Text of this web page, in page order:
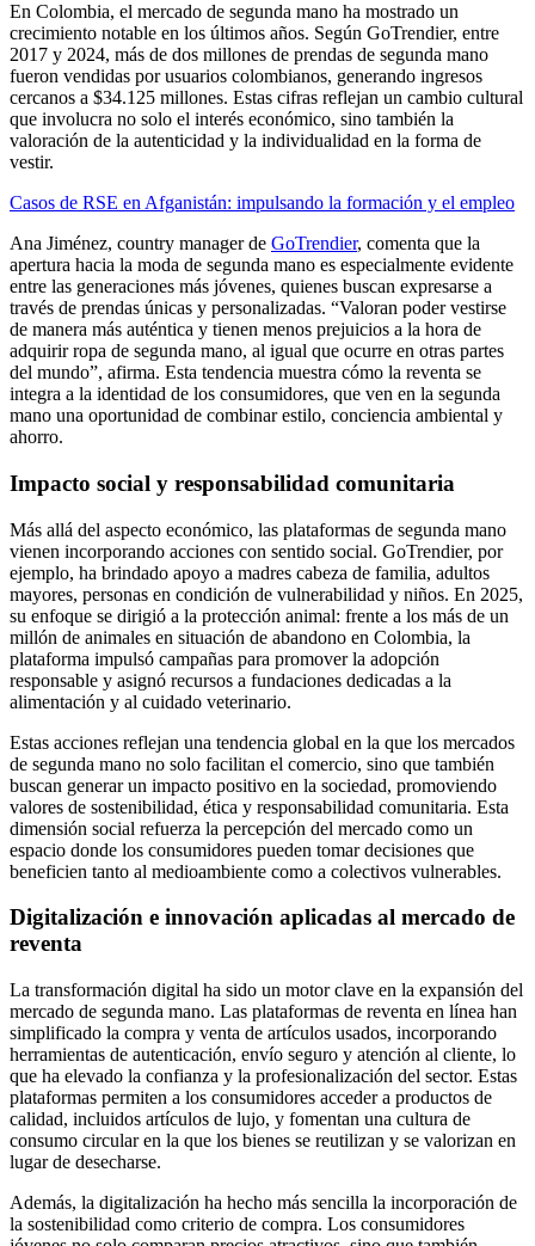
En Colombia, el mercado de segunda mano ha mostrado un
crecimiento notable en los últimos años. Según GoTrendier, entre
2017 y 2024, más de dos millones de prendas de segunda mano
fueron vendidas por usuarios colombianos, generando ingresos
cercanos a $34.125 millones. Estas cifras reflejan un cambio cultural
que involucra no solo el interés económico, sino también la
valoración de la autenticidad y la individualidad en la forma de
vestir.
Casos de RSE en Afganistán: impulsando la formación y el empleo
Ana Jiménez, country manager de GoTrendier, comenta que la
apertura hacia la moda de segunda mano es especialmente evidente
entre las generaciones más jóvenes, quienes buscan expresarse a
través de prendas únicas y personalizadas. “Valoran poder vestirse
de manera más auténtica y tienen menos prejuicios a la hora de
adquirir ropa de segunda mano, al igual que ocurre en otras partes
del mundo”, afirma. Esta tendencia muestra cómo la reventa se
integra a la identidad de los consumidores, que ven en la segunda
mano una oportunidad de combinar estilo, conciencia ambiental y
ahorro.
Impacto social y responsabilidad comunitaria
Más allá del aspecto económico, las plataformas de segunda mano
vienen incorporando acciones con sentido social. GoTrendier, por
ejemplo, ha brindado apoyo a madres cabeza de familia, adultos
mayores, personas en condición de vulnerabilidad y niños. En 2025,
su enfoque se dirigió a la protección animal: frente a los más de un
millón de animales en situación de abandono en Colombia, la
plataforma impulsó campañas para promover la adopción
responsable y asignó recursos a fundaciones dedicadas a la
alimentación y al cuidado veterinario.
Estas acciones reflejan una tendencia global en la que los mercados
de segunda mano no solo facilitan el comercio, sino que también
buscan generar un impacto positivo en la sociedad, promoviendo
valores de sostenibilidad, ética y responsabilidad comunitaria. Esta
dimensión social refuerza la percepción del mercado como un
espacio donde los consumidores pueden tomar decisiones que
beneficien tanto al medioambiente como a colectivos vulnerables.
Digitalización e innovación aplicadas al mercado de
reventa
La transformación digital ha sido un motor clave en la expansión del
mercado de segunda mano. Las plataformas de reventa en línea han
simplificado la compra y venta de artículos usados, incorporando
herramientas de autenticación, envío seguro y atención al cliente, lo
que ha elevado la confianza y la profesionalización del sector. Estas
plataformas permiten a los consumidores acceder a productos de
calidad, incluidos artículos de lujo, y fomentan una cultura de
consumo circular en la que los bienes se reutilizan y se valorizan en
lugar de desecharse.
Además, la digitalización ha hecho más sencilla la incorporación de
la sostenibilidad como criterio de compra. Los consumidores